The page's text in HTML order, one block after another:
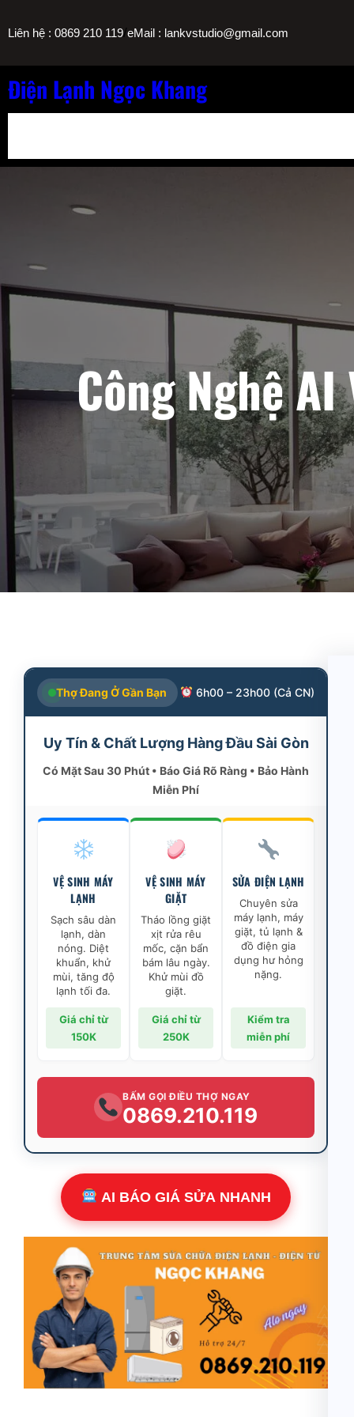
đến
nội
dung
Liên hệ : 0869 210 119/eMail : lankvstudio@gmail.com
Điện Lạnh Ngọc Khang
Công Nghệ
Thợ Đang Ở Gần Bạn 6h00 – 23h00 (Cả CN)
Uy Tín & Chất Lượng Hàng Đầu Sài Gòn
Có Mặt Sau 30 Phút • Báo Giá Rõ Ràng • Bảo Hành
Miễn Phí
VỆ SINH MÁY
LẠNH
Sạch sâu dàn
lạnh, dàn
nóng. Diệt
khuẩn, khử
mùi, tăng độ
lạnh tối đa.
Giá chỉ từ
150K
VỆ SINH MÁY
GIẶT
Tháo lồng giặt
xịt rửa rêu
mốc, cặn bẩn
bám lâu ngày.
Khử mùi đồ
giặt.
Giá chỉ từ
250K
SỬA ĐIỆN LẠNH
Chuyên sửa
máy lạnh, máy
giặt, tủ lạnh &
đồ điện gia
dụng hư hỏng
nặng.
Kiểm tra
miễn phí
BẤM GỌI ĐIỀU THỢ NGAY
0869.210.119
AI BÁO GIÁ SỬA NHANH